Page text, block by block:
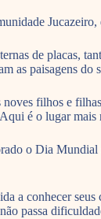
de placas,
as paisagens
filhos e
é o lugar
o Dia
a conhecer
passa